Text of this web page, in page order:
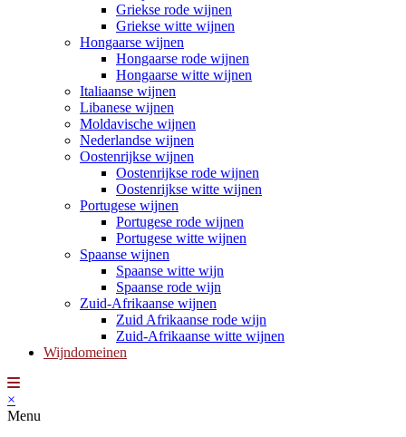
Griekse rode wijnen
Griekse witte wijnen
Hongaarse wijnen
Hongaarse rode wijnen
Hongaarse witte wijnen
Italiaanse wijnen
Libanese wijnen
Moldavische wijnen
Nederlandse wijnen
Oostenrijkse wijnen
Oostenrijkse rode wijnen
Oostenrijkse witte wijnen
Portugese wijnen
Portugese rode wijnen
Portugese witte wijnen
Spaanse wijnen
Spaanse witte wijn
Spaanse rode wijn
Zuid-Afrikaanse wijnen
Zuid Afrikaanse rode wijn
Zuid-Afrikaanse witte wijnen
Wijndomeinen
×
Menu